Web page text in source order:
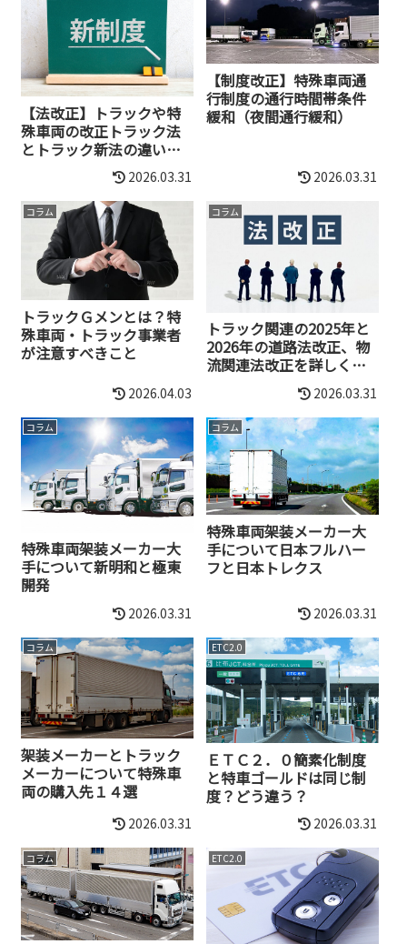
【法改正】トラックや特
殊車両の改正トラック法
とトラック新法の違いに
2026.03.31
【制度改正】特殊車両通
行制度の通行時間帯条件
緩和（夜間通行緩和）
2026.03.31
コラム
トラックＧメンとは？特
殊車両・トラック事業者
が注意すべきこと
2026.04.03
コラム
トラック関連の2025年と
2026年の道路法改正、物
流関連法改正を詳しく解
2026.03.31
コラム
特殊車両架装メーカー大
手について新明和と極東
開発
2026.03.31
コラム
特殊車両架装メーカー大
手について日本フルハー
フと日本トレクス
2026.03.31
コラム
架装メーカーとトラック
メーカーについて特殊車
両の購入先１４選
2026.03.31
ETC2.0
ＥＴＣ２．０簡素化制度
と特車ゴールドは同じ制
度？どう違う？
2026.03.31
コラム ETC2.0